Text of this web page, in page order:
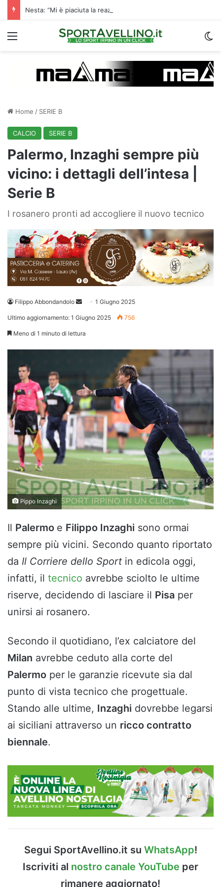
Menu
Home / SERIE B
CALCIO SERIE B
Palermo, Inzaghi sempre più
vicino: i dettagli dell’intesa |
Serie B
I rosanero pronti ad accogliere il nuovo tecnico
Filippo Abbondandolo
Invia 1 Giugno 2025
Ultimo aggiornamento: 1 Giugno 2025 756
Meno di 1 minuto di lettura
Pippo Inzaghi
Il Palermo e Filippo Inzaghi sono ormai
sempre più vicini. Secondo quanto riportato
da Il Corriere dello Sport in edicola oggi,
infatti, il tecnico avrebbe sciolto le ultime
riserve, decidendo di lasciare il Pisa per
unirsi ai rosanero.
Secondo il quotidiano, l’ex calciatore del
Milan avrebbe ceduto alla corte del
Palermo per le garanzie ricevute sia dal
punto di vista tecnico che progettuale.
Stando alle ultime, Inzaghi dovrebbe legarsi
ai siciliani attraverso un ricco contratto
biennale.
Segui SportAvellino.it su WhatsApp!
Iscriviti al nostro canale YouTube per
rimanere aggiornato!